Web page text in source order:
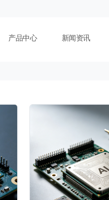
产品中心 新闻资讯